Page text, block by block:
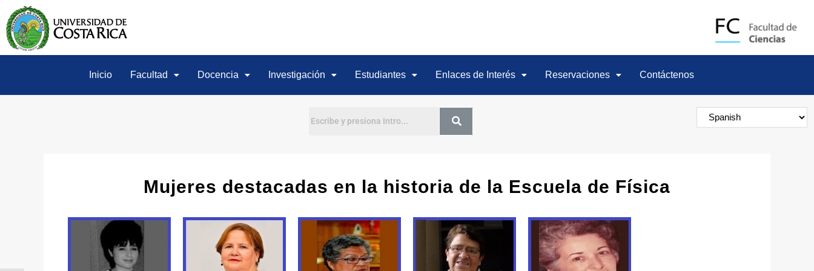
Inicio Facultad Docencia Investigación Estudiantes Enlaces de Interés Reservaciones Contáctenos
Mujeres destacadas en la historia de la Escuela de Física